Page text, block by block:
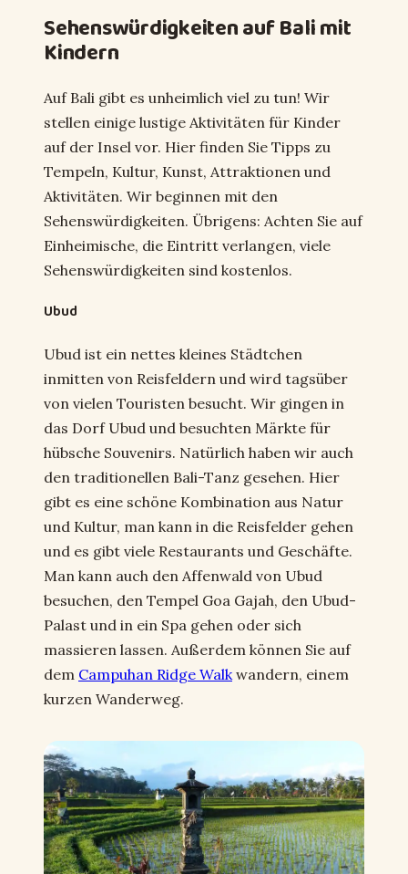
Sehenswürdigkeiten auf Bali mit
Kindern
Auf Bali gibt es unheimlich viel zu tun! Wir
stellen einige lustige Aktivitäten für Kinder
auf der Insel vor. Hier finden Sie Tipps zu
Tempeln, Kultur, Kunst, Attraktionen und
Aktivitäten. Wir beginnen mit den
Sehenswürdigkeiten. Übrigens: Achten Sie auf
Einheimische, die Eintritt verlangen, viele
Sehenswürdigkeiten sind kostenlos.
Ubud
Ubud ist ein nettes kleines Städtchen
inmitten von Reisfeldern und wird tagsüber
von vielen Touristen besucht. Wir gingen in
das Dorf Ubud und besuchten Märkte für
hübsche Souvenirs. Natürlich haben wir auch
den traditionellen Bali-Tanz gesehen. Hier
gibt es eine schöne Kombination aus Natur
und Kultur, man kann in die Reisfelder gehen
und es gibt viele Restaurants und Geschäfte.
Man kann auch den Affenwald von Ubud
besuchen, den Tempel Goa Gajah, den Ubud-
Palast und in ein Spa gehen oder sich
massieren lassen. Außerdem können Sie auf
dem Campuhan Ridge Walk wandern, einem
kurzen Wanderweg.